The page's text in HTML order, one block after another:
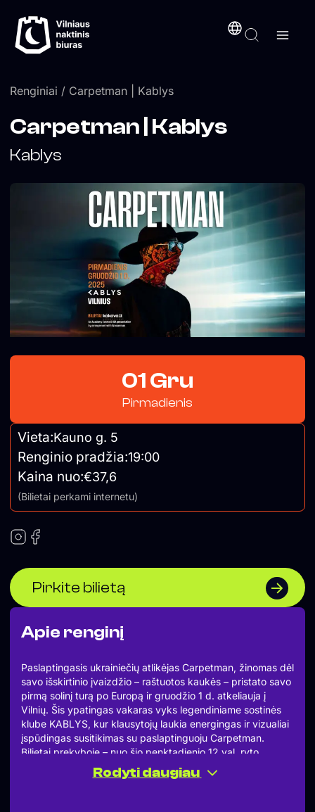
prie
turinio
Renginiai / Carpetman | Kablys
Apie renginį
Paslaptingasis ukrainiečių atlikėjas Carpetman, žinomas dėl
savo išskirtinio įvaizdžio – raštuotos kaukės – pristato savo
pirmą solinį turą po Europą ir gruodžio 1 d. atkeliauja į
Vilnių. Šis ypatingas vakaras vyks legendiniame sostinės
klube KABLYS, kur klausytojų laukia energingas ir vizualiai
įspūdingas susitikimas su paslaptinguoju Carpetman.
Bilietai prekyboje – nuo šio penktadienio 12 val. ryto.
Carpetman – tai atlikėjo iš Ukrainos sceninis vardas, plačiai
žinomo kaip KylymMen. Jis išgarsėjo kaip „Eurovizijos
Rodyti daugiau
Carpetman | Kablys
Kablys
01 Gru
Pirmadienis
Vieta:Kauno g. 5
Renginio pradžia:19:00
Kaina nuo:€37,6
(Bilietai perkami internetu)
Pirkite bilietą